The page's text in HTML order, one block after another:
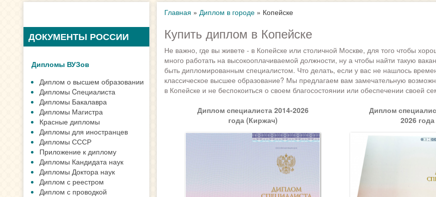
ДОКУМЕНТЫ РОССИИ
Дипломы ВУЗов
Диплом о высшем образовании
Дипломы Cпециалиста
Дипломы Бакалавра
Дипломы Магистра
Красные дипломы
Дипломы для иностранцев
Дипломы СССР
Приложение к диплому
Дипломы Кандидата наук
Дипломы Доктора наук
Диплом с реестром
Диплом с проводкой
Главная » Диплом в городе» Копейске
Купить диплом в Копейске
Не важно, где вы живете - в Копейске или столичной Москве, для того чтобы
много работать на высокооплачиваемой должности, ну а чтобы найти такую
быть дипломированным специалистом. Что делать, если у вас не нашлось
классическое высшее образование? Мы предлагаем вам замечательную
в Копейске и не беспокоиться о своем благосостоянии или обеспечении своей
Диплом специалиста 2014-2026
года (Киржач)
Диплом
2026 года